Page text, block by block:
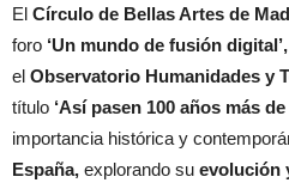
El Círculo de Bellas Artes de
foro ‘Un mundo de fusión digital’,
el Observatorio Humanidades y
título ‘Así pasen 100 años más de
importancia histórica y
España, explorando su evolución